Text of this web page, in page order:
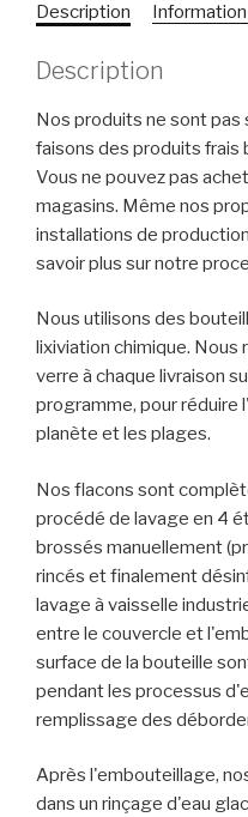
Description
Description
Nos produits ne sont pas
faisons des produits frais
Vous ne pouvez pas
magasins. Même nos
installations de
savoir plus sur notre
Nous utilisons des
lixiviation chimique. Nous
verre à chaque livraison
programme, pour réduire
planète et les plages.
Nos flacons sont
procédé de lavage en 4
brossés manuellement
rincés et finalement
lavage à vaisselle
entre le couvercle et
surface de la bouteille
pendant les processus
remplissage des
Après l'embouteillage,
dans un rinçage d'eau